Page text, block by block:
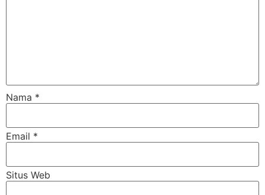
Nama *
Email *
Situs Web